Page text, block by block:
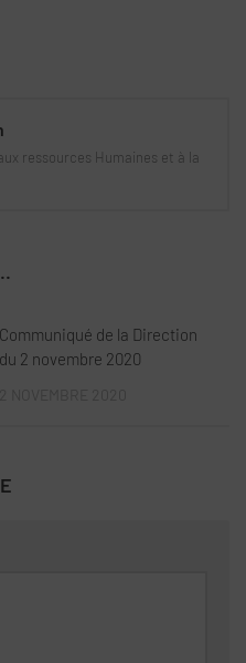
ressources Humaines et à la
Communiqué de la Direction
du 2 novembre 2020